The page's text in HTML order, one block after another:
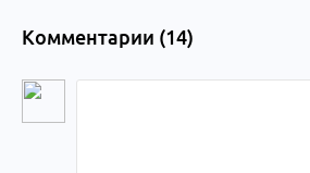
Комментарии (14)